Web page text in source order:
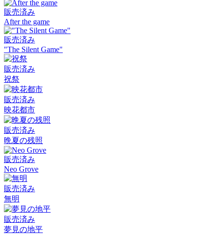
販売済み
After the game
販売済み
"The Silent Game"
販売済み
祝祭
販売済み
映花都市
販売済み
晩夏の残照
販売済み
Neo Grove
販売済み
無明
販売済み
夢見の地平